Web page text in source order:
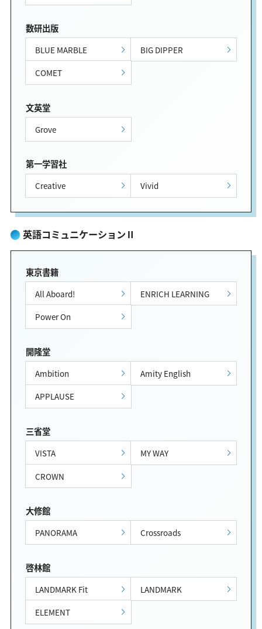
数研出版
BLUE MARBLE
BIG DIPPER
COMET
文英堂
Grove
第一学習社
Creative Vivid
英語コミュニケーションⅡ
東京書籍
All Aboard!
ENRICH LEARNING
Power On
開隆堂
Ambition
Amity English
APPLAUSE
三省堂
VISTA
MY WAY
CROWN
大修館
PANORAMA Crossroads
啓林館
LANDMARK Fit
LANDMARK
ELEMENT